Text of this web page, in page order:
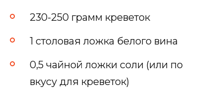
230-250 грамм креветок
1 столовая ложка белого вина
0,5 чайной ложки соли (или по
вкусу для креветок)